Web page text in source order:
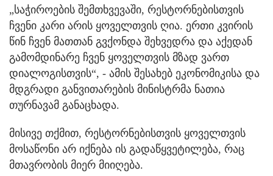
„საჭიროების შემთხვევაში, რესტორნებისთვის
ჩვენი კარი არის ყოველთვის ღია. ერთი კვირის
წინ ჩვენ მათთან გვქონდა შეხვედრა და აქედან
გამომდინარე ჩვენ ყოველთვის მზად ვართ
დიალოგისთვის“, - ამის შესახებ ეკონომიკისა და
მდგრადი განვითარების მინისტრმა ნათია
თურნავამ განაცხადა.
მისივე თქმით, რესტორნებისთვის ყოველთვის
მოსაწონი არ იქნება ის გადაწყვეტილება, რაც
მთავრობის მიერ მიიღება.